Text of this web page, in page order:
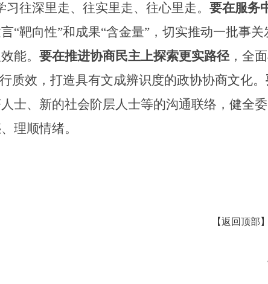
习往深里走、往实里走、往心里走。 要在服务
“靶向性”和成果“含金量”，切实推动一批事
能。 要在推进协商民主上探索更实路径，全
质效，打造具有文成辨识度的政协协商文化。
士、新的社会阶层人士等的沟通联络，健全
理顺情绪。
【返回顶部】